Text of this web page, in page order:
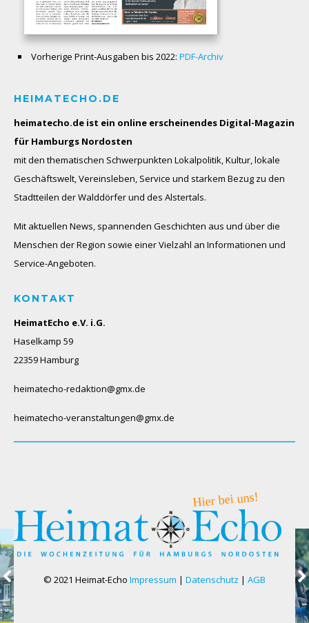
Vorherige Print-Ausgaben bis 2022: PDF-Archiv
HEIMATECHO.DE
heimatecho.de ist ein online erscheinendes Digital-Magazin
für Hamburgs Nordosten
mit den thematischen Schwerpunkten Lokalpolitik, Kultur, lokale
Geschäftswelt, Vereinsleben, Service und starkem Bezug zu den
Stadtteilen der Walddörfer und des Alstertals.
Mit aktuellen News, spannenden Geschichten aus und über die
Menschen der Region sowie einer Vielzahl an Informationen und
Service-Angeboten.
KONTAKT
HeimatEcho e.V. i.G.
Haselkamp 59
22359 Hamburg
heimatecho-redaktion@gmx.de
heimatecho-veranstaltungen@gmx.de
© 2021 Heimat-Echo Impressum | Datenschutz | AGB